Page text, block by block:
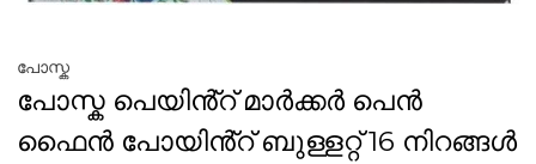
പോസ്ക
പോസ്ക പെയിൻ്റ് മാർക്കർ പെൻ
ഫൈൻ പോയിൻ്റ് ബുള്ളറ്റ് 16 നിറങ്ങൾ